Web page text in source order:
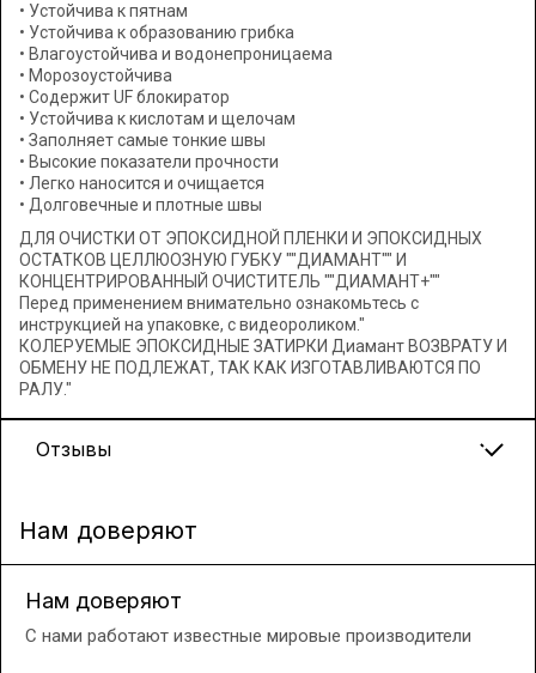
• Устойчива к пятнам
• Устойчива к образованию грибка
• Влагоустойчива и водонепроницаема
• Морозоустойчива
• Содержит UF блокиратор
• Устойчива к кислотам и щелочам
• Заполняет самые тонкие швы
• Высокие показатели прочности
• Легко наносится и очищается
• Долговечные и плотные швы
ДЛЯ ОЧИСТКИ ОТ ЭПОКСИДНОЙ ПЛЕНКИ И ЭПОКСИДНЫХ
ОСТАТКОВ ЦЕЛЛЮОЗНУЮ ГУБКУ ""ДИАМАНТ"" И
КОНЦЕНТРИРОВАННЫЙ ОЧИСТИТЕЛЬ ""ДИАМАНТ+""
Перед применением внимательно ознакомьтесь с
инструкцией на упаковке, с видеороликом."
КОЛЕРУЕМЫЕ ЭПОКСИДНЫЕ ЗАТИРКИ Диамант ВОЗВРАТУ И
ОБМЕНУ НЕ ПОДЛЕЖАТ, ТАК КАК ИЗГОТАВЛИВАЮТСЯ ПО
РАЛУ."
Отзывы
Нам доверяют
Нам доверяют
С нами работают известные мировые производители